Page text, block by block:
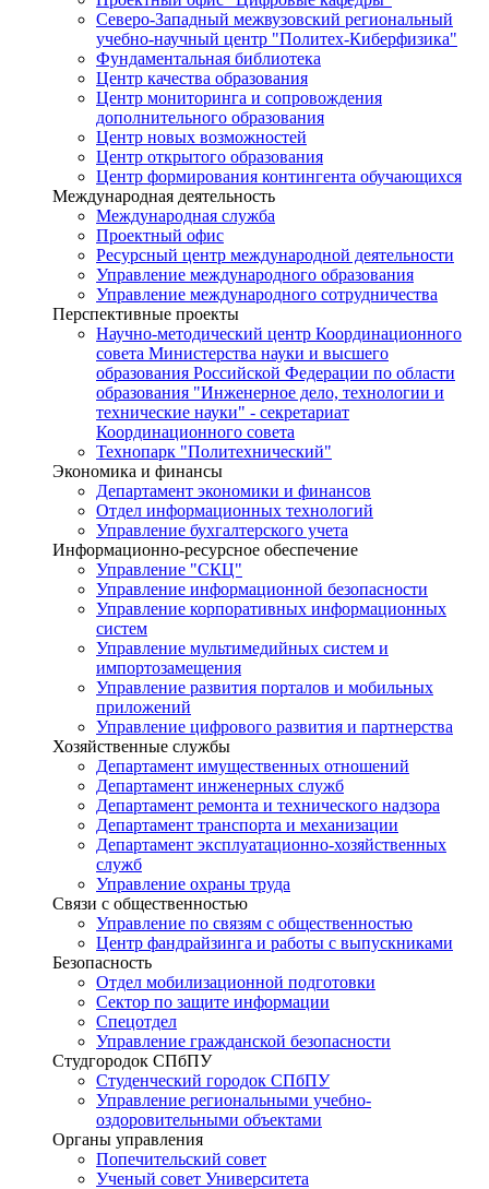
Северо-Западный межвузовский региональный
учебно-научный центр "Политех-Киберфизика"
Фундаментальная библиотека
Центр качества образования
Центр мониторинга и сопровождения
дополнительного образования
Центр новых возможностей
Центр открытого образования
Центр формирования контингента обучающихся
Международная деятельность
Международная служба
Проектный офис
Ресурсный центр международной деятельности
Управление международного образования
Управление международного сотрудничества
Перспективные проекты
Научно-методический центр Координационного
совета Министерства науки и высшего
образования Российской Федерации по области
образования "Инженерное дело, технологии и
технические науки" - секретариат
Координационного совета
Технопарк "Политехнический"
Экономика и финансы
Департамент экономики и финансов
Отдел информационных технологий
Управление бухгалтерского учета
Информационно-ресурсное обеспечение
Управление "СКЦ"
Управление информационной безопасности
Управление корпоративных информационных
систем
Управление мультимедийных систем и
импортозамещения
Управление развития порталов и мобильных
приложений
Управление цифрового развития и партнерства
Хозяйственные службы
Департамент имущественных отношений
Департамент инженерных служб
Департамент ремонта и технического надзора
Департамент транспорта и механизации
Департамент эксплуатационно-хозяйственных
служб
Управление охраны труда
Связи с общественностью
Управление по связям с общественностью
Центр фандрайзинга и работы с выпускниками
Безопасность
Отдел мобилизационной подготовки
Сектор по защите информации
Спецотдел
Управление гражданской безопасности
Студгородок СПбПУ
Студенческий городок СПбПУ
Управление региональными учебно-
оздоровительными объектами
Органы управления
Попечительский совет
Ученый совет Университета